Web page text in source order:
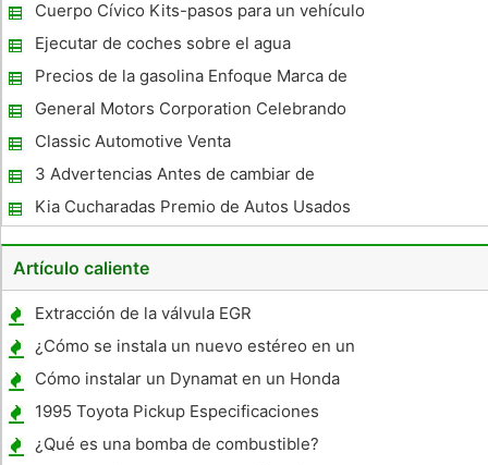
Cuerpo Cívico Kits-pasos para un vehículo
del refrigerador
Ejecutar de coches sobre el agua
Precios de la gasolina Enfoque Marca de
Conjunto En 2006
General Motors Corporation Celebrando
enorme éxito
Classic Automotive Venta
3 Advertencias Antes de cambiar de
compañía de seguros de automóviles
Kia Cucharadas Premio de Autos Usados ​​
Artículo caliente
Extracción de la válvula EGR
¿Cómo se instala un nuevo estéreo en un
1989 Ford Ranger?
Cómo instalar un Dynamat en un Honda
Civic
1995 Toyota Pickup Especificaciones
Camiones
¿Qué es una bomba de combustible?